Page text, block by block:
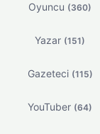
Oyuncu (360)
Yazar (151)
Gazeteci (115)
YouTuber (64)